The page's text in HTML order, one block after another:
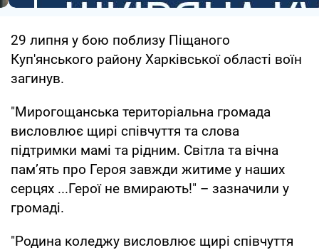
29 липня у бою поблизу Піщаного
Куп'янського району Харківської області воїн
загинув.
"Мирогощанська територіальна громада
висловлює щирі співчуття та слова
підтримки мамі та рідним. Світла та вічна
пам’ять про Героя завжди житиме у наших
серцях ...Герої не вмирають!" – зазначили у
громаді.
"Родина коледжу висловлює щирі співчуття